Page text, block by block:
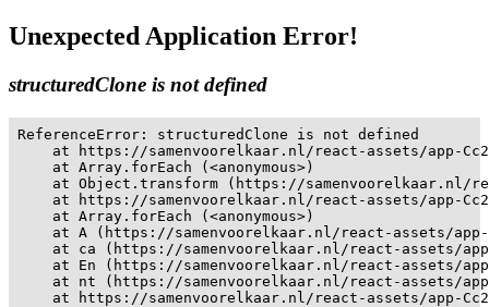
Unexpected Application Error!
structuredClone is not defined
ReferenceError: structuredClone is not defined
at https://samenvoorelkaar.nl/react-assets/app-
    at Array.forEach (<anonymous>)
at Object.transform (https://samenvoorelkaar.nl/
at https://samenvoorelkaar.nl/react-assets/app-
    at Array.forEach (<anonymous>)
at A (https://samenvoorelkaar.nl/react-assets/
at ca (https://samenvoorelkaar.nl/react-assets/
at En (https://samenvoorelkaar.nl/react-assets/
at nt (https://samenvoorelkaar.nl/react-assets/
at https://samenvoorelkaar.nl/react-assets/app-